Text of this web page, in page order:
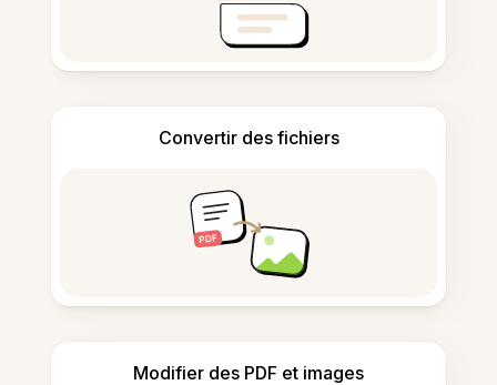
Convertir des fichiers
Modifier des PDF et images